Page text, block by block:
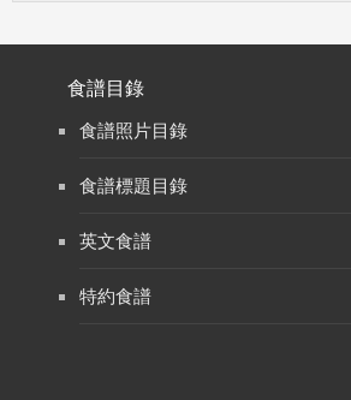
食譜目錄
食譜照片目錄
食譜標題目錄
英文食譜
特約食譜